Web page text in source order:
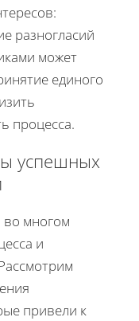
разногласий
может
единого
процесса.
успешных
во многом
и
привели к